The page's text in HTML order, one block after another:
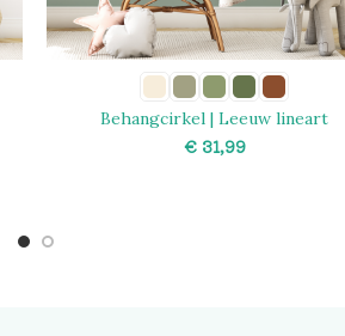
Behangcirkel | Leeuw lineart
€